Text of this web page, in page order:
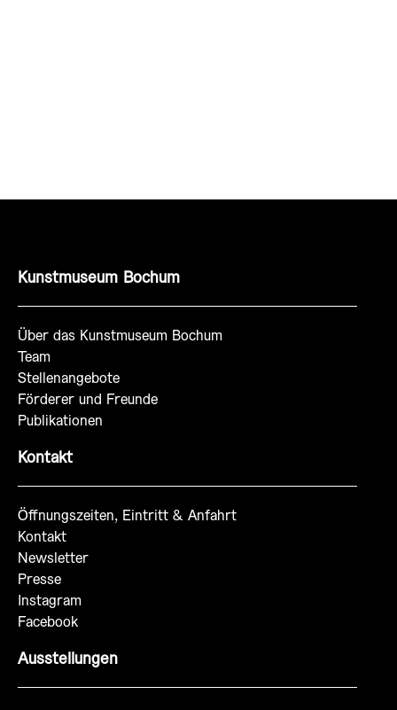
Kunstmuseum Bochum
Über das Kunstmuseum Bochum
Team
Stellenangebote
Förderer und Freunde
Publikationen
Kontakt
Öffnungszeiten, Eintritt & Anfahrt
Kontakt
Newsletter
Presse
Instagram
Facebook
Ausstellungen